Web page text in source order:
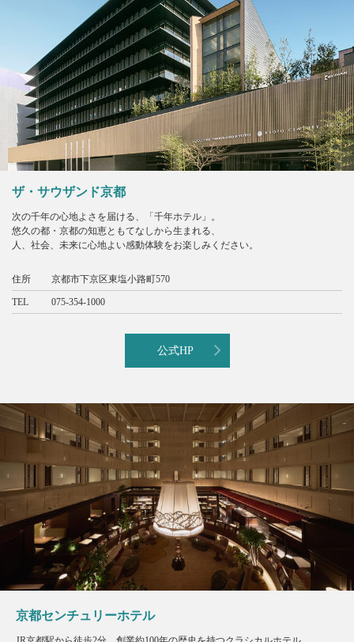
ザ・サウザンド京都
次の千年の心地よさを届ける、「千年ホテル」。
悠久の都・京都の知恵ともてなしから生まれる、
人、社会、未来に心地よい感動体験をお楽しみください。
住所 京都市下京区東塩小路町570
TEL 075-354-1000
公式HP
京都センチュリーホテル